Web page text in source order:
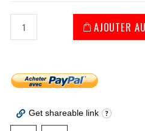
AJOUTER
Get shareable link